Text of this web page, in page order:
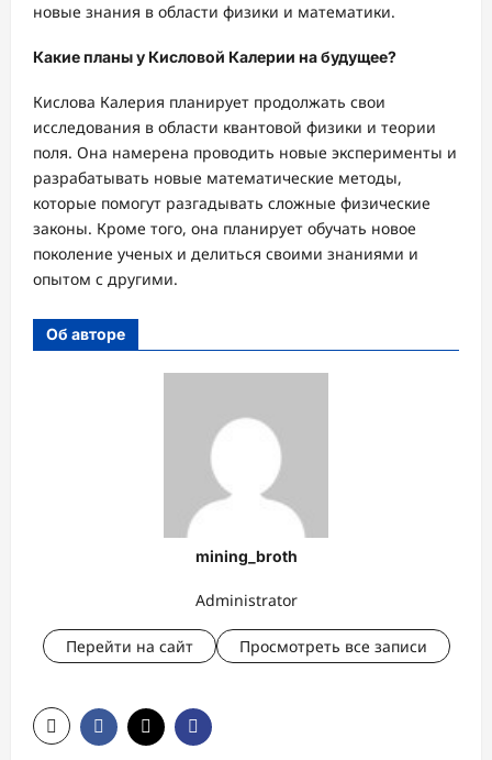
новые знания в области физики и математики.
Какие планы у Кисловой Калерии на будущее?
Кислова Калерия планирует продолжать свои
исследования в области квантовой физики и теории
поля. Она намерена проводить новые эксперименты и
разрабатывать новые математические методы,
которые помогут разгадывать сложные физические
законы. Кроме того, она планирует обучать новое
поколение ученых и делиться своими знаниями и
опытом с другими.
Об авторе
mining_broth
Administrator
Перейти на сайт Просмотреть все записи